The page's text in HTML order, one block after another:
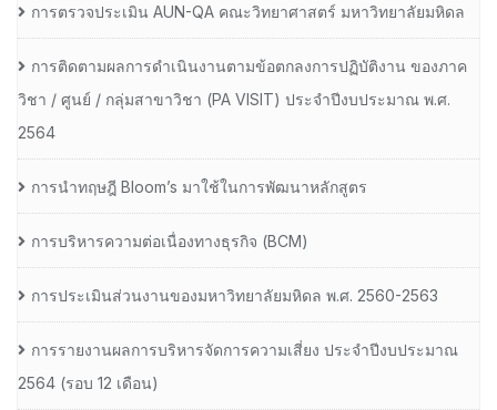
การตรวจประเมิน AUN-QA คณะวิทยาศาสตร์ มหาวิทยาลัยมหิดล
การติดตามผลการดำเนินงานตามข้อตกลงการปฏิบัติงาน ของภาค
วิชา / ศูนย์ / กลุ่มสาขาวิชา (PA VISIT) ประจำปีงบประมาณ พ.ศ.​
2564
การนำทฤษฎี Bloom’s มาใช้ในการพัฒนาหลักสูตร
การบริหารความต่อเนื่องทางธุรกิจ (BCM)
การประเมินส่วนงานของมหาวิทยาลัยมหิดล พ.ศ. 2560-2563
การรายงานผลการบริหารจัดการความเสี่ยง ประจำปีงบประมาณ
2564 (รอบ 12 เดือน)